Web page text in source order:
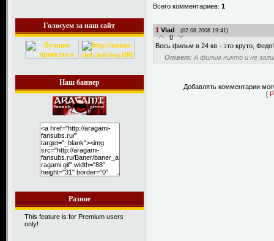
Голосуем за наш сайт
Наш баннер
Разное
This feature is for Premium users
only!
Всего комментариев: 1
1 Vlad (02.08.2008 19:41)
0
Весь фильм в 24 кв - это круто,
Ответ: А фильм никто и не
Добавлять комментарии
[